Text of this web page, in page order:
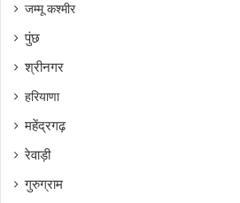
जम्मू कश्मीर
पुंछ
श्रीनगर
हरियाणा
महेंद्रगढ़
रेवाड़ी
गुरुग्राम